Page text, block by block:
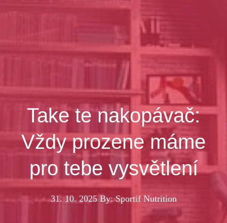
Take te nakopávač:
Vždy prozene máme
pro tebe vysvětlení
31. 10. 2025 By: Sportif Nutrition